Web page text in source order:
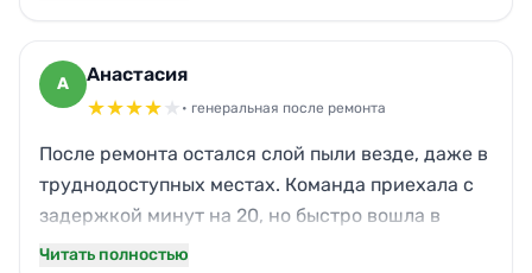
пыль с плинтусов смели. Дом стал как новый,
можно смело заселяться.
А Анастасия
★★★★★ • генеральная после ремонта
После ремонта остался слой пыли везде, даже в
труднодоступных местах. Команда приехала с
задержкой минут на 20, но быстро вошла в
темп. Отмыли плитку от затирки, протёрли все
Читать полностью